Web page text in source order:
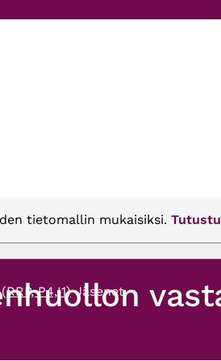
tietomallin mukaisiksi.
P4,I1) Jäsenet